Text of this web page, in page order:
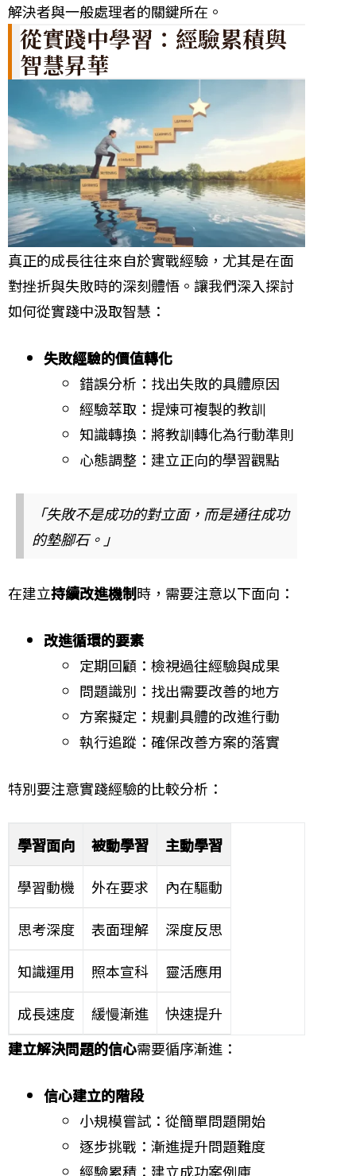
解決者與一般處理者的關鍵所在。
從實踐中學習：經驗累積與
智慧昇華
真正的成長往往來自於實戰經驗，尤其是在面
對挫折與失敗時的深刻體悟。讓我們深入探討
如何從實踐中汲取智慧：
失敗經驗的價值轉化
錯誤分析：找出失敗的具體原因
經驗萃取：提煉可複製的教訓
知識轉換：將教訓轉化為行動準則
心態調整：建立正向的學習觀點
「失敗不是成功的對立面，而是通往成功
的墊腳石。」
在建立持續改進機制時，需要注意以下面向：
改進循環的要素
定期回顧：檢視過往經驗與成果
問題識別：找出需要改善的地方
方案擬定：規劃具體的改進行動
執行追蹤：確保改善方案的落實
特別要注意實踐經驗的比較分析：
學習面向 被動學習 主動學習
學習動機 外在要求 內在驅動
思考深度 表面理解 深度反思
知識運用 照本宣科 靈活應用
成長速度 緩慢漸進
快速提升
建立解決問題的信心需要循序漸進：
信心建立的階段
小規模嘗試：從簡單問題開始
逐步挑戰：漸進提升問題難度
經驗累積：建立成功案例庫